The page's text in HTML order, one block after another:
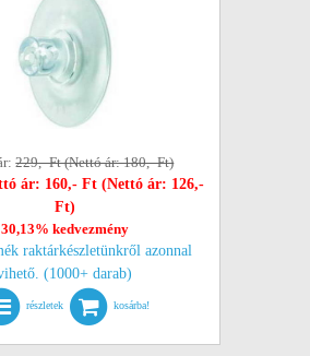
229,- Ft (Nettó ár: 180,- Ft)
ár: 160,- Ft (Nettó ár: 126,-
Ft)
30,13% kedvezmény
raktárkészletünkről azonnal
(1000+ darab)
részletek kosárba!